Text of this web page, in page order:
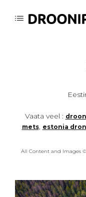
Vaata veel :
mets, estonia
All Content and Images